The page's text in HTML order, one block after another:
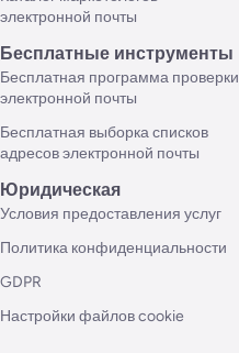
электронной почты
Бесплатные инструменты
Бесплатная программа проверки
электронной почты
Бесплатная выборка списков
адресов электронной почты
Юридическая
Условия предоставления услуг
Политика конфиденциальности
GDPR
Настройки файлов cookie